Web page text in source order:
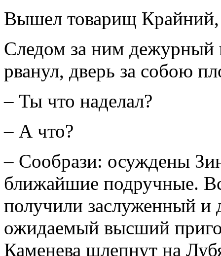
Вышел товарищ
Следом за ним дежурный
рванул, дверь за собою
– Ты что наделал?
– А что?
– Сообрази: осуждены
ближайшие подручные.
получили заслуженный и
ожидаемый высший
Каменева шлепнут на